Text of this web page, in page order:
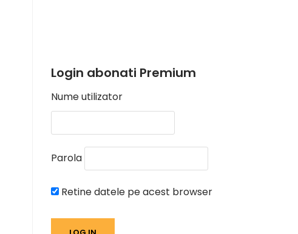
Login abonati Premium
Nume utilizator
Parola
Retine datele pe acest browser